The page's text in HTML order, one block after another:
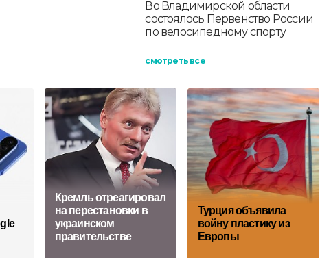
Во Владимирской области
состоялось Первенство России
по велосипедному спорту
смотреть все
Кремль отреагировал
на перестановки в
украинском
правительстве
Турция объявила
войну пластику из
Европы